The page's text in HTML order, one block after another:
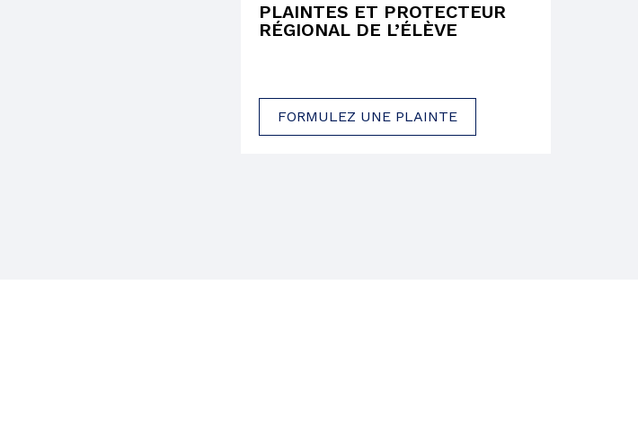
PLAINTES ET PROTECTEUR
RÉGIONAL DE L’ÉLÈVE
FORMULEZ UNE PLAINTE